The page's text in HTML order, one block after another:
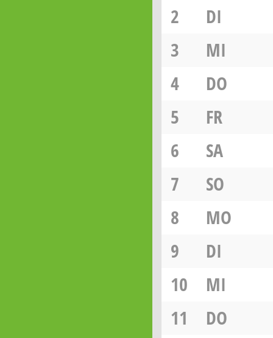
2
DI
3
MI
4
DO
5
FR
6
SA
7
SO
8
MO
9
DI
10
MI
11
DO